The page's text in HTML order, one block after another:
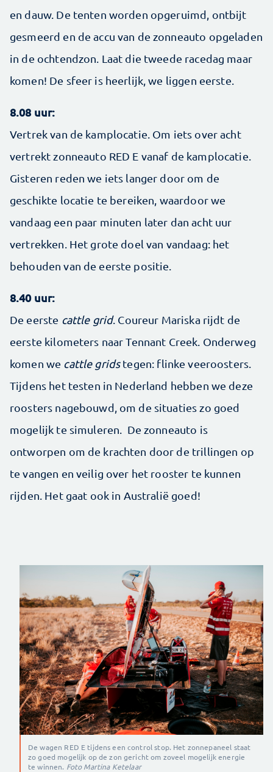
en dauw. De tenten worden opgeruimd, ontbijt
gesmeerd en de accu van de zonneauto opgeladen
in de ochtendzon. Laat die tweede racedag maar
komen! De sfeer is heerlijk, we liggen eerste.
8.08 uur:
Vertrek van de kamplocatie. Om iets over acht
vertrekt zonneauto RED E vanaf de kamplocatie.
Gisteren reden we iets langer door om de
geschikte locatie te bereiken, waardoor we
vandaag een paar minuten later dan acht uur
vertrekken. Het grote doel van vandaag: het
behouden van de eerste positie.
8.40 uur:
De eerste cattle grid. Coureur Mariska rijdt de
eerste kilometers naar Tennant Creek. Onderweg
komen we cattle gridstegen: flinke veeroosters.
Tijdens het testen in Nederland hebben we deze
roosters nagebouwd, om de situaties zo goed
mogelijk te simuleren. De zonneauto is
ontworpen om de krachten door de trillingen op
te vangen en veilig over het rooster te kunnen
rijden. Het gaat ook in Australië goed!
De wagen RED E tijdens een control stop. Het zonnepaneel staat
zo goed mogelijk op de zon gericht om zoveel mogelijk energie
te winnen. Foto Martina Ketelaar